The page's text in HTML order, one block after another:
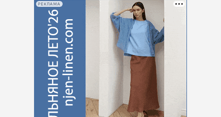
РЕКЛАМА